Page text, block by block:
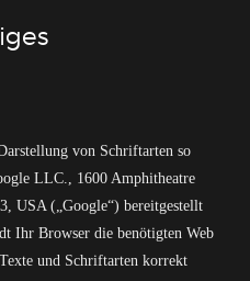
von Schriftarten so
LLC., 1600 Amphitheatre
USA („Google“) bereitgestellt
Ihr Browser die benötigten Web
und Schriftarten korrekt